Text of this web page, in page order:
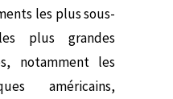
les plus sous-
plus grandes
notamment les
américains,